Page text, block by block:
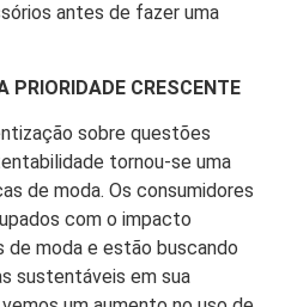
antes de fazer uma
PRIORIDADE CRESCENTE
sobre questões
tornou-se uma
de moda. Os consumidores
com o impacto
de moda e estão buscando
sustentáveis em sua